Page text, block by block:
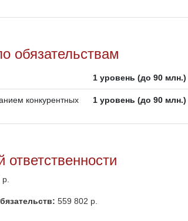
обязательствам
1 уровень (до 90 млн.)
конкурентных
1 уровень (до 90 млн.)
559 802 р.